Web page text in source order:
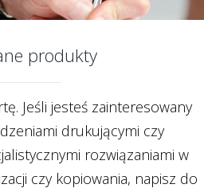
produkty
Jeśli jesteś zainteresowany
drukującymi czy
rozwiązaniami w
czy kopiowania, napisz do